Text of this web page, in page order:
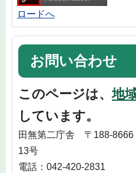
ロードへ
お問い合わせ
このページは、地
しています。
田無第二庁舎 〒188-
13号
電話：042-420-2831